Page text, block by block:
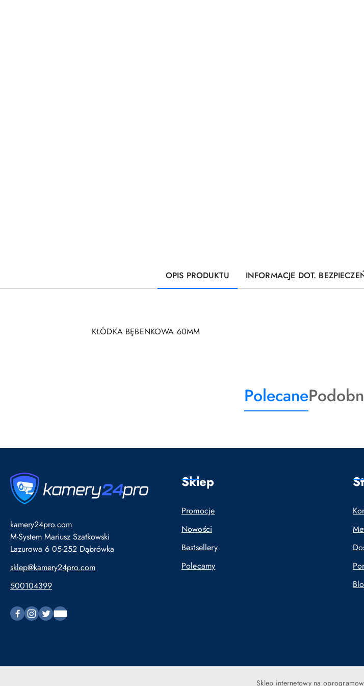
OPIS PRODUKTU INFORMACJE DOT.
KŁÓDKA BĘBENKOWA 60MM
Produkty
o
Polecane
o
kamery24pro.com
M-System Mariusz Szatkowski
Lazurowa 6 05-252 Dąbrówka
sklep@kamery24pro.com
500104399
Sklep
Promocje
Nowości
Bestsellery
Polecamy
Sklep internetowy na